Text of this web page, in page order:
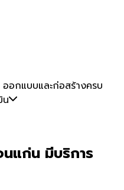
อกแบบและก่อสร้างครบ
น
นแก่น มีบริการ